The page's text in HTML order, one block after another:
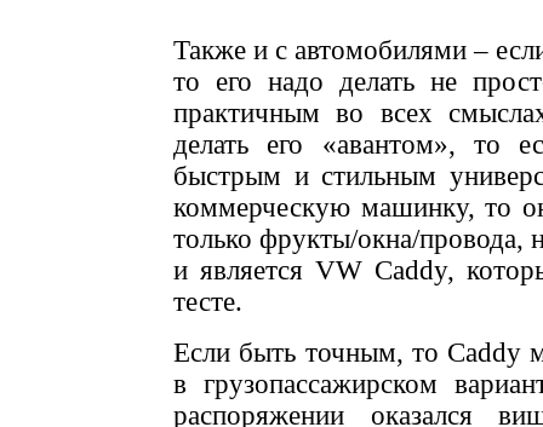
Также и с автомобилями –
то его надо делать не
практичным во всех
делать его «авантом», то
быстрым и стильным
коммерческую машинку, то
только фрукты/окна/
и является VW Caddy,
тесте.
Если быть точным, то Caddy
в грузопассажирском
распоряжении оказался